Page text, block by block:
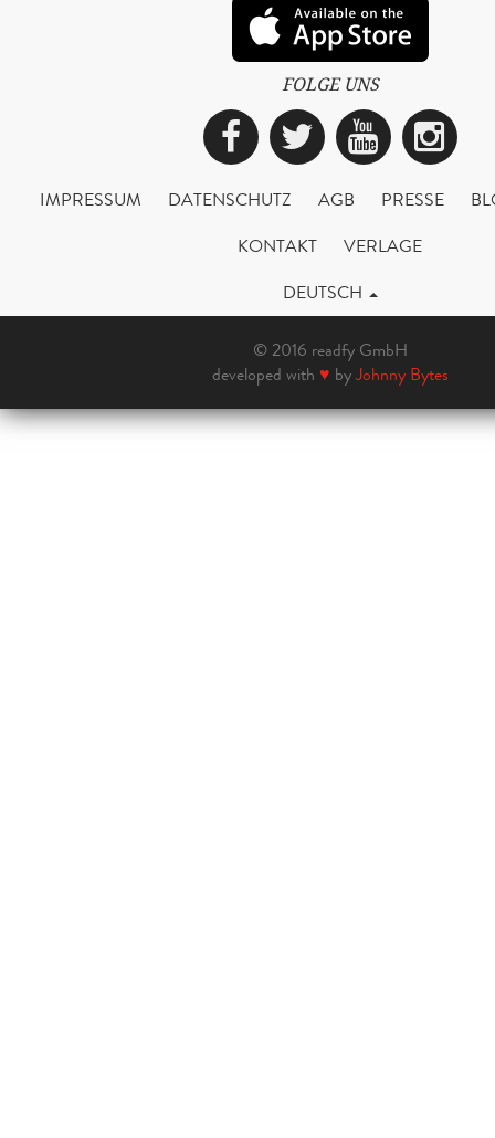
FOLGE UNS
Facebook
Twitter
IMPRESSUM DATENSCHUTZ AGB PRESSE
KONTAKT
VERLAGE
DEUTSCH
© 2016 readfy GmbH
developed with ♥ byJohnny Bytes